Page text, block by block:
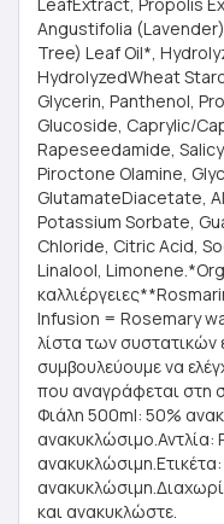
Angustifolia
Tree) Leaf Oil*,
HydrolyzedWheat
Glycerin, Panthenol,
Glucoside, Caprylic/
Rapeseedamide,
Piroctone Olamine,
GlutamateDiacetate,
Potassium Sorbate,
Chloride, Citric Acid,
Linalool,
Infusion = Rosemary
λίστα των συστατικών
συμβουλεύουμε να
που αναγράφεται στη
Φιάλη 500ml: 50%
ανακυκλώσιμο.Αντλία:
ανακυκλώσιμη.Ετικέτα:
και ανακυκλώστε.